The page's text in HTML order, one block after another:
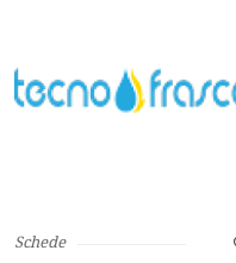
Schede